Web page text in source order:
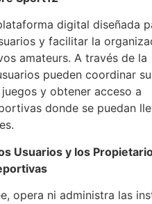
digital diseñada
y facilitar la
amateurs. A través de la
pueden coordinar su
y obtener acceso a
donde se puedan
Usuarios y los
opera ni administra las